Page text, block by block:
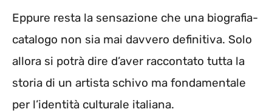
Eppure resta la sensazione che una biografia-
catalogo non sia mai davvero definitiva. Solo
allora si potrà dire d’aver raccontato tutta la
storia di un artista schivo ma fondamentale
per l’identità culturale italiana.